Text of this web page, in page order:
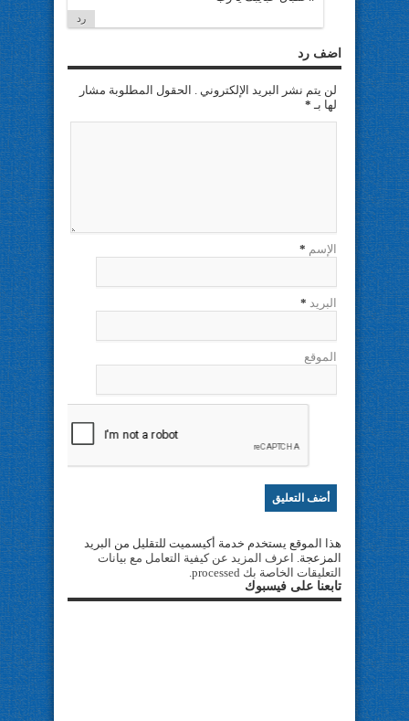
رد
اضف رد
لن يتم نشر البريد الإلكتروني . الحقول المطلوبة مشار
لها بـ *
الإسم *
البريد *
الموقع
هذا الموقع يستخدم خدمة أكيسميت للتقليل من البريد
المزعجة. اعرف المزيد عن كيفية التعامل مع بيانات
التعليقات الخاصة بك processed
.
تابعنا على فيسبوك